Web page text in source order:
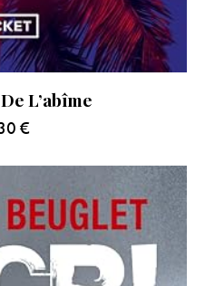
L’abîme
€